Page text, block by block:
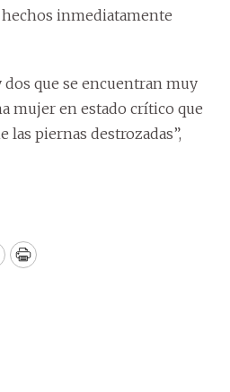
inmediatamente
que se encuentran muy
mujer en estado crítico que
las piernas destrozadas”,
Print